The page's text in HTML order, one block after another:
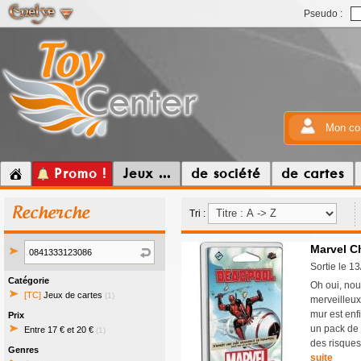
Pseudo :
Mon
Promo ! Jeux ... de société de cartes
Recherche
Catégorie
[TC] Jeux de cartes (1)
Prix
Entre 17 € et 20 € (1)
Genres
Tri :
Marvel
Sortie le
Oh oui,
mur est
un pack
des
suite